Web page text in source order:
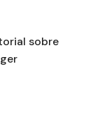
sobre